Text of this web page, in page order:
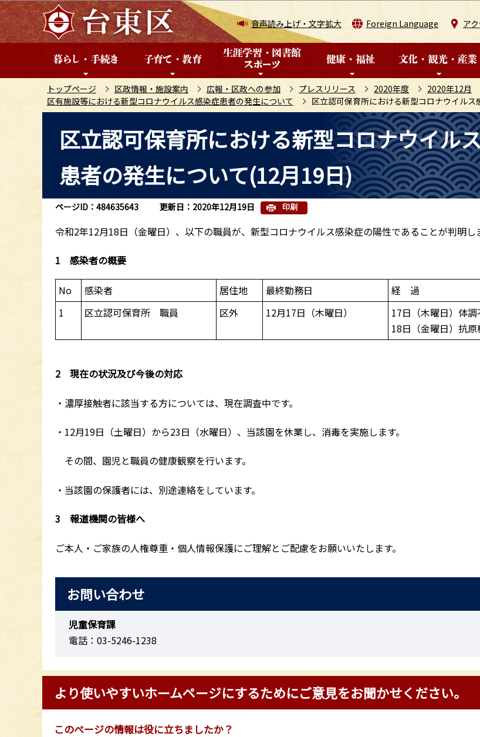
こ
の
ペ
音声読み上げ・文字拡大 Foreign Language ア
トップページ 区政情報・施設案内 広報・区政への参加 プレスリリース 2020年度
2020年12月
区有施設等における新型コロナウイルス感染症患者の発生について
区立認可保育所における新型コロナウイル
ら
区立認可保育所における新型コロナウイル
患者の発生について(12月19日)
ページID：484635643 更新日：2020年12月19日 印刷
令和2年12月18日（金曜日）、以下の職員が、新型コロナウイルス感染症の陽性であることが判明し
1 感染者の概要
No 感染者 居住地 最終勤務日
経 過
1
区立認可保育所 職員 区外 12月17日（木曜日）
17日（木曜日）体調
18日（金曜日）抗原
2 現在の状況及び今後の対応
・濃厚接触者に該当する方については、現在調査中です。
・12月19日（土曜日）から23日（水曜日）、当該園を休業し、消毒を実施します。
その間、園児と職員の健康観察を行います。
・当該園の保護者には、別途連絡をしています。
3 報道機関の皆様へ
ご本人・ご家族の人権尊重・個人情報保護にご理解とご配慮をお願いいたします。
お問い合わせ
児童保育課
電話：03-5246-1238
より使いやすいホームページにするためにご意見をお聞かせください。
このページの情報は役に立ちましたか？